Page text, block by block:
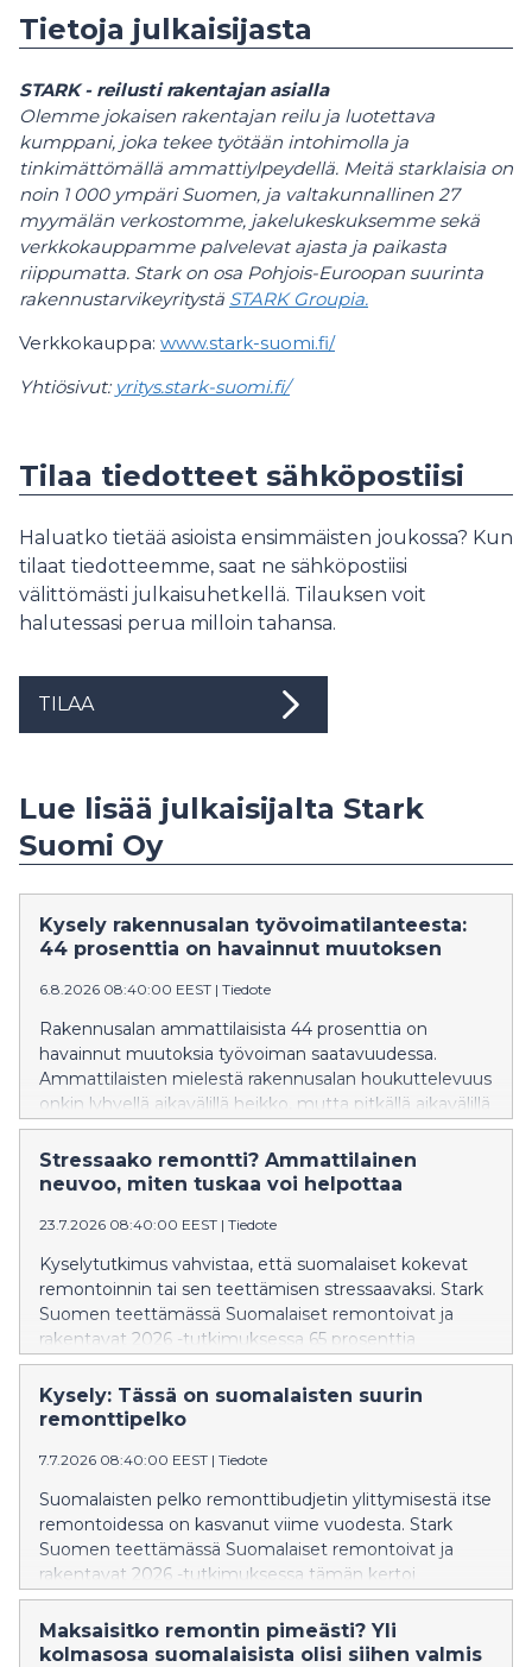
Tietoja julkaisijasta
STARK - reilusti rakentajan asialla
Olemme jokaisen rakentajan reilu ja luotettava
kumppani, joka tekee työtään intohimolla ja
tinkimättömällä ammattiylpeydellä. Meitä starklaisia on
noin 1 000 ympäri Suomen, ja valtakunnallinen 27
myymälän verkostomme, jakelukeskuksemme sekä
verkkokauppamme palvelevat ajasta ja paikasta
riippumatta. Starkon osa Pohjois-Euroopan suurinta
rakennustarvikeyritystä STARK Groupia.
Verkkokauppa: www.stark-suomi.fi/
Yhtiösivut: yritys.stark-suomi.fi/
Tilaa tiedotteet sähköpostiisi
Haluatko tietää asioista ensimmäisten joukossa? Kun
tilaat tiedotteemme, saat ne sähköpostiisi
välittömästi julkaisuhetkellä. Tilauksen voit
halutessasi perua milloin tahansa.
TILAA
Lue lisää julkaisijalta Stark
Suomi Oy
Kysely rakennusalan työvoimatilanteesta:
44 prosenttia on havainnut muutoksen
6.8.2026 08:40:00 EEST | Tiedote
Rakennusalan ammattilaisista 44 prosenttia on
havainnut muutoksia työvoiman saatavuudessa.
Ammattilaisten mielestä rakennusalan houkuttelevuus
onkin lyhyellä aikavälillä heikko, mutta pitkällä aikavälillä
nouseva. Asia selvisi, kun Stark Suomi kysyi
rakennusalan ammattilaisilta heidän näkemyksiään
alan tulevaisuudesta. Kyselyyn vastasi lähes
Stressaako remontti? Ammattilainen
neuvoo, miten tuskaa voi helpottaa
23.7.2026 08:40:00 EEST | Tiedote
Kyselytutkimus vahvistaa, että suomalaiset kokevat
remontoinnin tai sen teettämisen stressaavaksi. Stark
Suomen teettämässä Suomalaiset remontoivat ja
rakentavat 2026 -tutkimuksessa 65 prosenttia
vastaajista vastasi kyllä ”koetko remontoinnin tai
remontin teettämisen stressaavaksi” -kysymykseen.
Miehistä näin kokee 57 prosenttia ja naisista 73
Kysely: Tässä on suomalaisten suurin
remonttipelko
7.7.2026 08:40:00 EEST | Tiedote
Suomalaisten pelko remonttibudjetin ylittymisestä itse
remontoidessa on kasvanut viime vuodesta. Stark
Suomen teettämässä Suomalaiset remontoivat ja
rakentavat 2026 -tutkimuksessa tämän kertoi
suurimmaksi pelokseen tänä vuonna 30 prosenttia
vastaajista. Viime vuonna vastaava luku oli 21
prosenttia. Remonttipeloista huolimatta kyselyyn
Maksaisitko remontin pimeästi? Yli
kolmasosa suomalaisista olisi siihen valmis